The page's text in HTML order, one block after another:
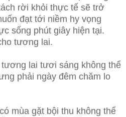
rời khỏi thực tế sẽ trở
đạt tới niềm hy vọng
sống phút giây hiện tại.
tương lai.
lai tươi sáng không thể
phải ngày đêm chăm lo
mùa gặt bội thu không thể